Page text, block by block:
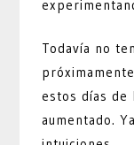
Todavía no
estos días
aumentado.